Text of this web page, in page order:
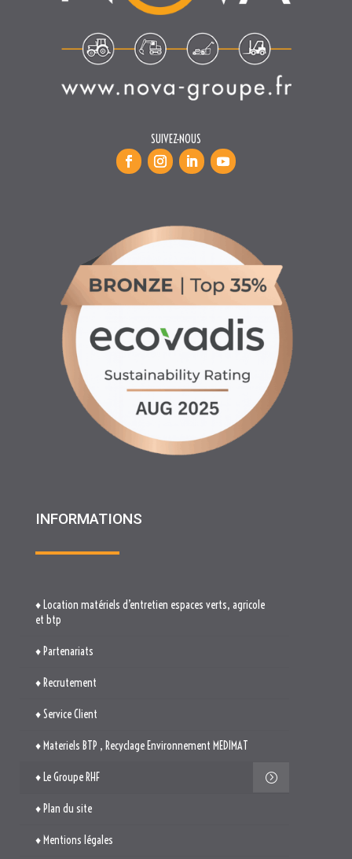
SUIVEZ-NOUS
INFORMATIONS
♦ Partenariats
♦ Recrutement
♦ Materiels BTP , Recyclage Environnement MEDIMAT
♦ Le Groupe RHF
♦ Plan du site
♦ Mentions légales
♦ Politique de cookies (UE)
TROUVEZ-NOUS